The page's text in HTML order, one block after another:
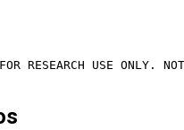
RESEARCH USE ONLY.